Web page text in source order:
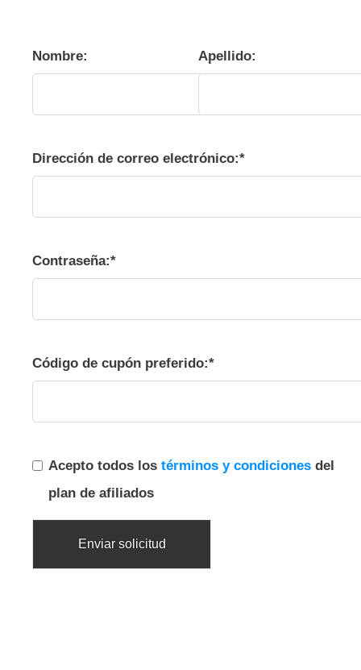
nombre: apellido:
Dirección de correo electrónico:*
contraseña:*
Código de cupón preferido:*
Acepto todos los términos y condiciones del
plan de afiliados